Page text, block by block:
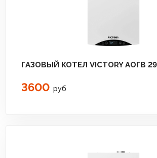
ГАЗОВЫЙ КОТЕЛ VICTORY АОГВ
3600 руб